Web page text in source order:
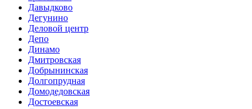
Давыдково
Дегунино
Деловой центр
Депо
Динамо
Дмитровская
Добрынинская
Долгопрудная
Домодедовская
Достоевская